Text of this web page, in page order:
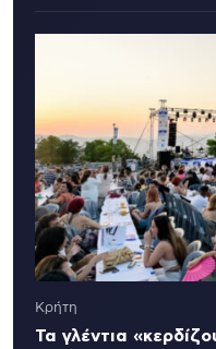
Κρήτη
Τα γλέντια